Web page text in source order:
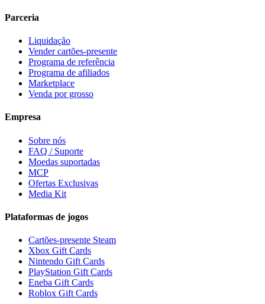
Parceria
Liquidação
Vender cartões-presente
Programa de referência
Programa de afiliados
Marketplace
Venda por grosso
Empresa
Sobre nós
FAQ / Suporte
Moedas suportadas
MCP
Ofertas Exclusivas
Media Kit
Plataformas de jogos
Cartões-presente Steam
Xbox Gift Cards
Nintendo Gift Cards
PlayStation Gift Cards
Eneba Gift Cards
Roblox Gift Cards